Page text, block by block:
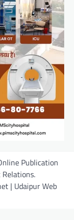
Publication
| Udaipur Web